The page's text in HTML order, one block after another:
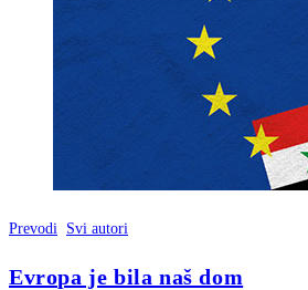
Prevodi Svi autori
Evropa je bila naš dom